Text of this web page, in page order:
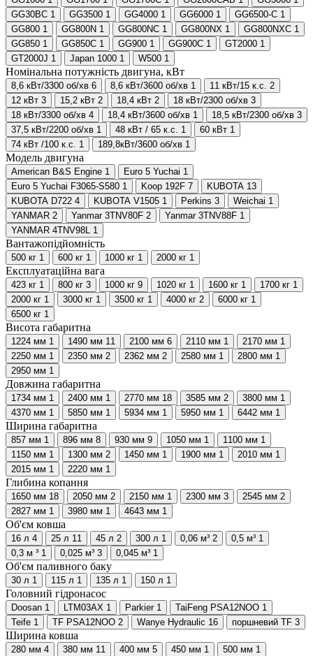
GG30BC 1 GG3500 1 GG4000 1 GG6000 1 GG6500-C 1
GG800 1 GG800N 1 GG800NC 1 GG800NX 1 GG800NXC 1
GG850 1 GG850C 1 GG900 1 GG900C 1 GT2000 1
GT2000J 1 Japan 1000 1 W500 1
Номінальна потужність двигуна, кВт
8,6 кВт/3300 об/хв 6 8,6 кВт/3600 об/хв 1 11 кВт/15 к.с. 2
12 кВт 3 15,2 кВт 2 18,4 кВт 2 18 кВт/2300 об/хв 3
18 кВт/3300 об/хв 4 18,4 кВт/3600 об/хв 1 18,5 кВт/2300 об/хв 3
37,5 кВт/2200 об/хв 1 48 кВт / 65 к.с. 1 60 кВт 1
74 кВт /100 к.с.
1 189,8кВт/3600 об/хв 1
Модель двигуна
American B&S Engine 1 Euro 5 Yuchai 1
Euro 5 Yuchai F3065-S580 1 Koop 192F 7 KUBOTA 13
KUBOTA D722 4 KUBOTA V1505 1 Perkins 3 Weichai 1
YANMAR 2 Yanmar 3TNV80F 2 Yanmar 3TNV88F 1
YANMAR 4TNV98L
1
Вантажопідйомність
500 кг 1 600 кг 1 1000 кг 1 2000 кг 1
Експлуатаційна вага
423 кг 1 800 кг 3 1000 кг 9 1020 кг 1 1600 кг 1 1700 кг 1
2000 кг 1 3000 кг 1 3500 кг 1 4000 кг 2 6000 кг 1
6500 кг 1
Висота габаритна
1224 мм 1 1490 мм 11 2100 мм 6 2110 мм 1 2170 мм 1
2250 мм 1 2350 мм 2 2362 мм 2 2580 мм 1 2800 мм 1
2950 мм 1
Довжина габаритна
1734 мм 1 2400 мм 1 2770 мм 18 3585 мм 2 3800 мм 1
4370 мм 1 5850 мм 1 5934 мм 1 5950 мм 1 6442 мм 1
Ширина габаритна
857 мм 1 896 мм 8 930 мм 9 1050 мм 1 1100 мм 1
1150 мм 1 1300 мм 2 1450 мм 1 1900 мм 1 2010 мм 1
2015 мм 1 2220 мм 1
Глибина копання
1650 мм 18 2050 мм 2 2150 мм 1 2300 мм 3 2545 мм 2
2827 мм 1 3980 мм 1 4643 мм 1
Об'єм ковша
16 л 4 25 л 11 45 л 2 300 л 1 0,06 м³ 2 0,5 м³ 1
0,3 м ³ 1 0,025 м³ 3 0,045 м³ 1
Об'єм паливного баку
30 л 1 115 л 1 135 л 1 150 л 1
Головний гідронасос
Doosan 1 LTM03AX 1 Parkier 1 TaiFeng PSA12NOO 1
Teife 1 TF PSA12NOO 2 Wanye Hydraulic 16 поршневий TF 3
Ширина ковша
280 мм 4 380 мм 11 400 мм 5 450 мм 1 500 мм 1